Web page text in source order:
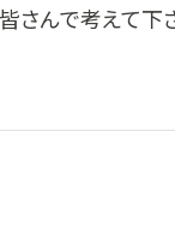
んで考えて下